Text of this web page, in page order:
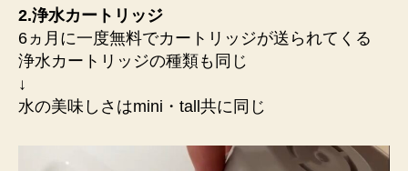
2.浄水カートリッジ
6ヵ月に一度無料でカートリッジが送られてくる
浄水カートリッジの種類も同じ
↓
水の美味しさはmini・tall共に同じ